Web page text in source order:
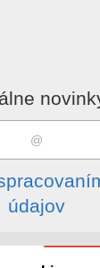
údajov